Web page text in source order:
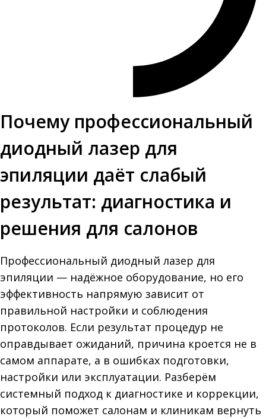
Почему профессиональный
диодный лазер для
эпиляции даёт слабый
результат: диагностика и
решения для салонов
Профессиональный диодный лазер для
эпиляции — надёжное оборудование, но его
эффективность напрямую зависит от
правильной настройки и соблюдения
протоколов. Если результат процедур не
оправдывает ожиданий, причина кроется не в
самом аппарате, а в ошибках подготовки,
настройки или эксплуатации. Разберём
системный подход к диагностике и коррекции,
который поможет салонам и клиникам вернуть